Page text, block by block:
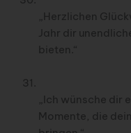
„Herzlichen
Jahr dir
bieten.“
„Ich wünsche dir
Momente, die